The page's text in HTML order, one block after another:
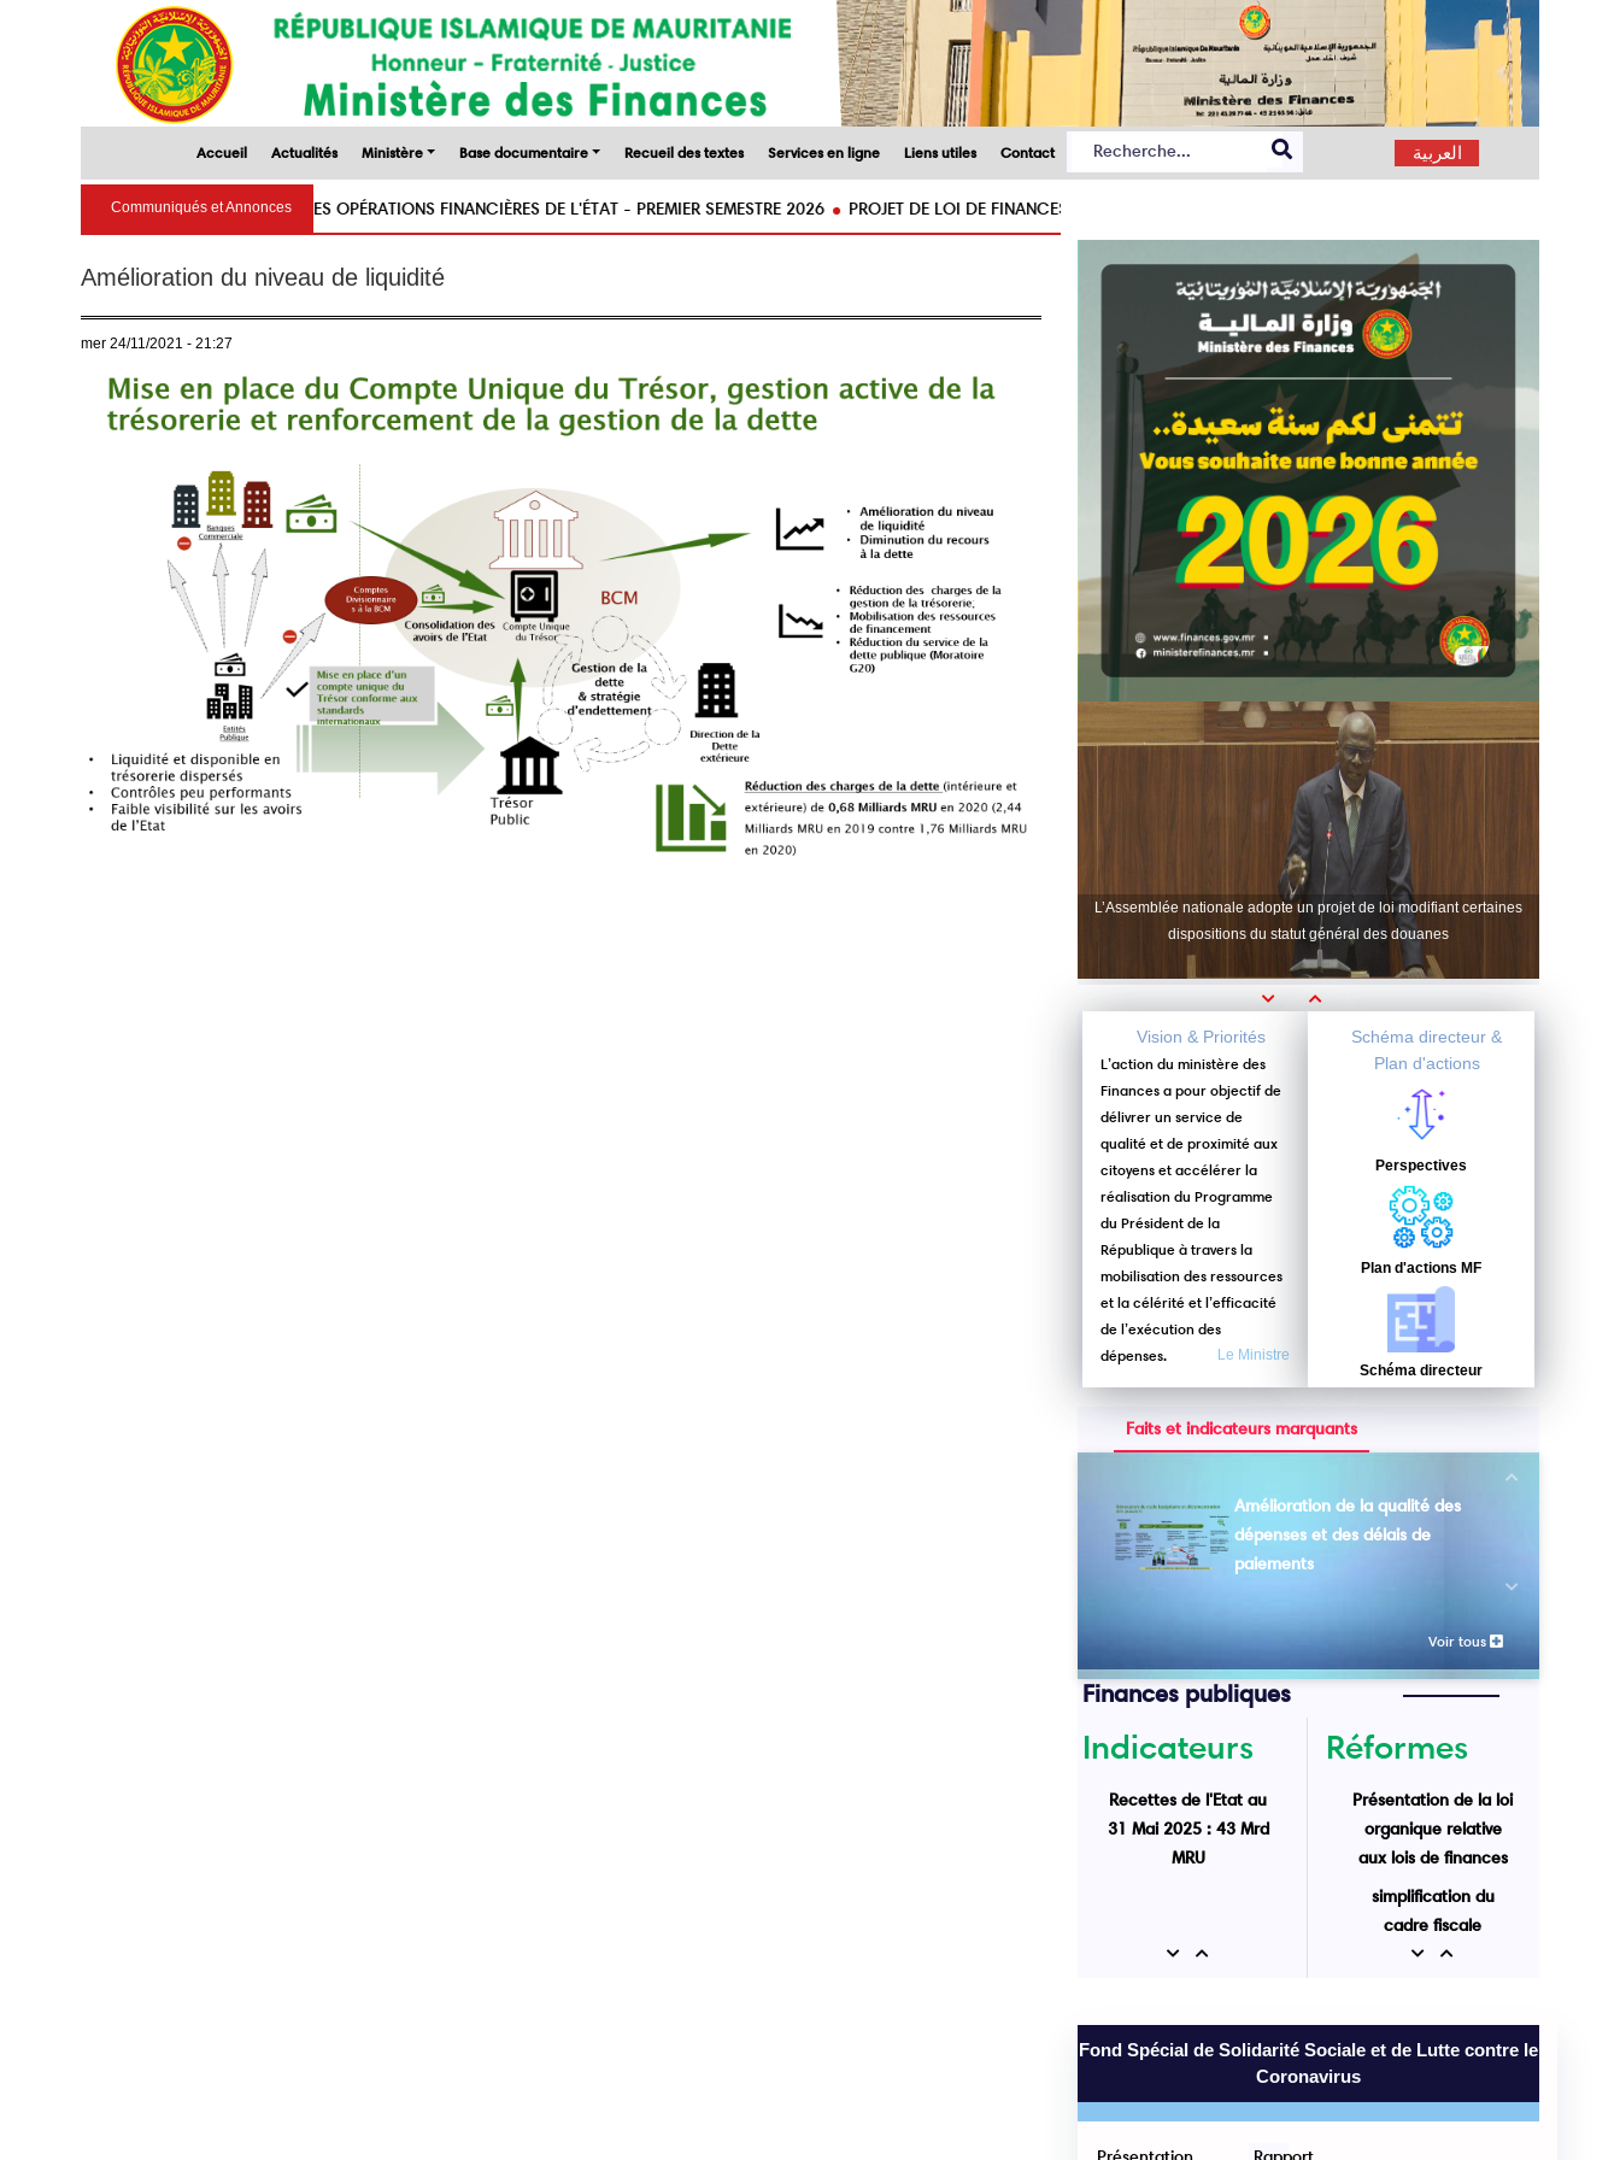
Accueil Actualités Ministère Base documentaire Recueil des textes Services en ligne Liens utiles Contact العربية
Communiqués et Annonces
2027 RAPPORT SUR LES OPÉRATIONS FINANCIÈRES DE L'ÉTAT - PREMIER SEMESTRE 2026 PROJET DE LOI DE FINANCES RECTIFICATIVE POUR L'ANNÉE 2026
Amélioration du niveau de liquidité
mer 24/11/2021 - 21:27
Le ministre des Finances reçoit une délégation du groupe TYLLIUM
L’Assemblée nationale adopte un projet de loi modifiant certaines
dispositions du statut général des douanes
Previous
Vision & Priorités
L’action du ministère des
Finances a pour objectif de
délivrer un service de
qualité et de proximité aux
citoyens et accélérer la
réalisation du Programme
du Président de la
République à travers la
mobilisation des ressources
et la célérité et l’efficacité
de l’exécution des
dépenses.
Le Ministre
Schéma directeur &
Plan d'actions
Perspectives
Plan d'actions MF
Schéma directeur
Faits et indicateurs marquants
budgétaire
Amélioration de la qualité des
dépenses et des délais de
paiements
Voir tous
Finances publiques
Indicateurs
Amélioration du
Recettes de l'Etat au
Previous
Réformes
Présentation de la loi
organique relative
aux lois de finances
simplification du
Previous
Fond Spécial de Solidarité Sociale et de Lutte contre le
Coronavirus